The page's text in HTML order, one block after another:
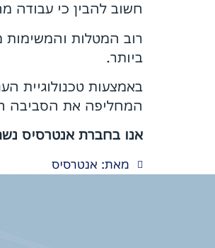
חשוב להבין כי עבודה
רוב המטלות והמשימות
ביותר.
באמצעות טכנולוגיית
המחליפה את הסביבה
אנו בחברת אנטרסיס
מאת: אנטרסיס